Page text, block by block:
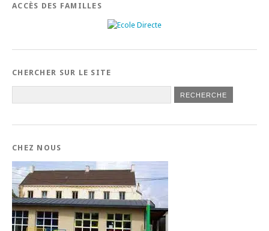
ACCÈS DES FAMILLES
CHERCHER SUR LE SITE
CHEZ NOUS